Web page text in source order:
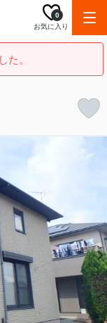
お気に入り
0
た。